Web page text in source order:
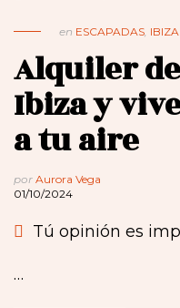
en ESCAPADAS, IBIZA
Alquiler
Ibiza y
a tu aire
por Aurora Vega
01/10/2024
Tú opinión es
…